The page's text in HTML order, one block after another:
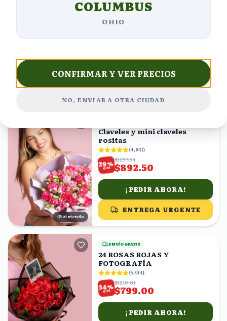
Rosas, mini claveles rojos y
29%
ENTREGA URGENTE
20 viendo
Claveles y mini claveles
rositas
(4,641)
29%
OFF
$1257.04
$892.50
¡PEDIR AHORA!
ENTREGA URGENTE
ENVÍO GRATIS
24 ROSAS ROJAS Y
FOTOGRAFÍA
(5,914)
34%
OFF
$1210.61
$799.00
¡PEDIR AHORA!
COLUMBUS
OHIO
CONFIRMAR Y VER PRECIOS
NO, ENVIAR A OTRA CIUDAD